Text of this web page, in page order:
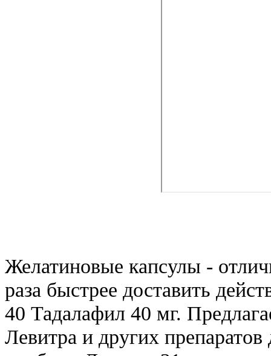
Желатиновые капсулы -
раза быстрее доставить
40 Тадалафил 40 мг.
Левитра и других